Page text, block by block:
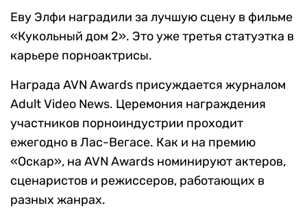
Еву Элфи наградили за лучшую сцену в фильме
«Кукольный дом 2». Это уже третья статуэтка в
карьере порноактрисы.
Награда AVN Awards присуждается журналом
Adult Video News. Церемония награждения
участников порноиндустрии проходит
ежегодно в Лас-Вегасе. Как и на премию
«Оскар», на AVN Awards номинируют актеров,
сценаристов и режиссеров, работающих в
разных жанрах.